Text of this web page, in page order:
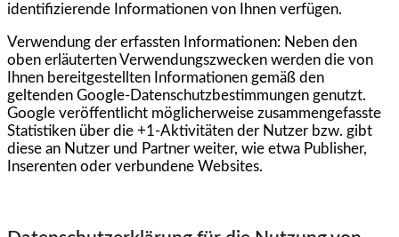
identifizierende Informationen von Ihnen verfügen.
Verwendung der erfassten Informationen: Neben den
oben erläuterten Verwendungszwecken werden die von
Ihnen bereitgestellten Informationen gemäß den
geltenden Google-Datenschutzbestimmungen genutzt.
Google veröffentlicht möglicherweise zusammengefasste
Statistiken über die +1-Aktivitäten der Nutzer bzw. gibt
diese an Nutzer und Partner weiter, wie etwa Publisher,
Inserenten oder verbundene Websites.